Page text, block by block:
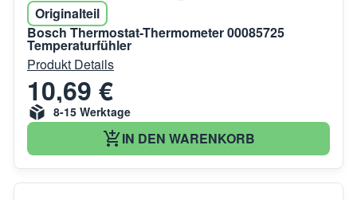
Originalteil
Bosch Thermostat-Thermometer 00085725
Temperaturfühler
Produkt Details
10,69 €
8-15 Werktage
IN DEN WARENKORB